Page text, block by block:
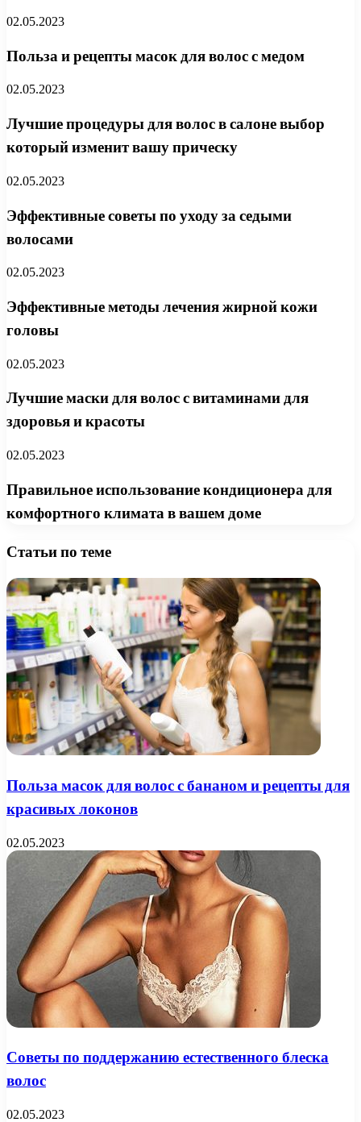
02.05.2023
Польза и рецепты масок для волос с медом
02.05.2023
Лучшие процедуры для волос в салоне выбор
который изменит вашу прическу
02.05.2023
Эффективные советы по уходу за седыми
волосами
02.05.2023
Эффективные методы лечения жирной кожи
головы
02.05.2023
Лучшие маски для волос с витаминами для
здоровья и красоты
02.05.2023
Правильное использование кондиционера для
комфортного климата в вашем доме
Статьи по теме
Польза масок для волос с бананом и рецепты для
красивых локонов
02.05.2023
Советы по поддержанию естественного блеска
волос
02.05.2023